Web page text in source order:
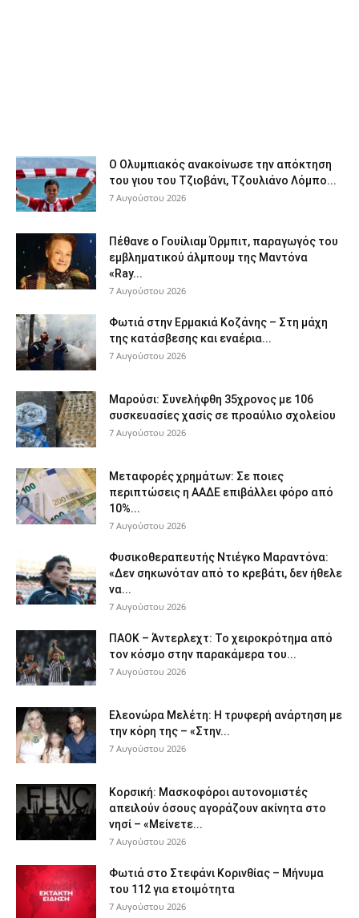
Ο Ολυμπιακός ανακοίνωσε την απόκτηση
του γιου του Τζιοβάνι, Τζουλιάνο Λόμπο...
7 Αυγούστου 2026
Πέθανε ο Γουίλιαμ Όρμπιτ, παραγωγός του
εμβληματικού άλμπουμ της Μαντόνα
«Ray...
7 Αυγούστου 2026
Φωτιά στην Ερμακιά Κοζάνης – Στη μάχη
της κατάσβεσης και εναέρια...
7 Αυγούστου 2026
Μαρούσι: Συνελήφθη 35χρονος με 106
συσκευασίες χασίς σε προαύλιο σχολείου
7 Αυγούστου 2026
Μεταφορές χρημάτων: Σε ποιες
περιπτώσεις η ΑΑΔΕ επιβάλλει φόρο από
10%...
7 Αυγούστου 2026
Φυσικοθεραπευτής Ντιέγκο Μαραντόνα:
«Δεν σηκωνόταν από το κρεβάτι, δεν ήθελε
να...
7 Αυγούστου 2026
ΠΑΟΚ – Άντερλεχτ: Το χειροκρότημα από
τον κόσμο στην παρακάμερα του...
7 Αυγούστου 2026
Ελεονώρα Μελέτη: Η τρυφερή ανάρτηση με
την κόρη της – «Στην...
7 Αυγούστου 2026
Κορσική: Μασκοφόροι αυτονομιστές
απειλούν όσους αγοράζουν ακίνητα στο
νησί – «Μείνετε...
7 Αυγούστου 2026
Φωτιά στο Στεφάνι Κορινθίας – Μήνυμα
του 112 για ετοιμότητα
7 Αυγούστου 2026